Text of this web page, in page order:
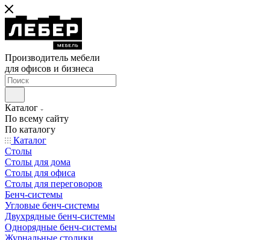
Производитель мебели
для офисов и бизнеса
Каталог
По всему сайту
По каталогу
Каталог
Столы
Столы для дома
Столы для офиса
Столы для переговоров
Бенч-системы
Угловые бенч-системы
Двухрядные бенч-системы
Однорядные бенч-системы
Журнальные столики